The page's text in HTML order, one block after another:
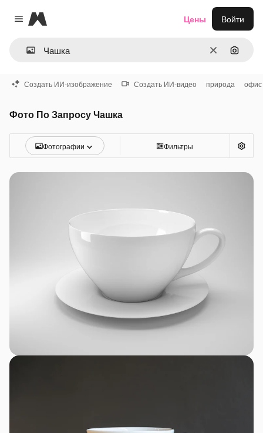
Close menu
Magnific
ОчиститьПоиск
Цены Войти
Создать ИИ-изображение Создать ИИ-видео природа офис
Фото По Запросу Чашка
Фотографии Фильтры